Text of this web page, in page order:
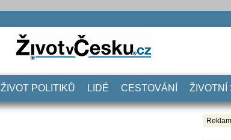
ŽIVOT POLITIKŮ LIDÉ CESTOVÁNÍ ŽIVOTNÍ